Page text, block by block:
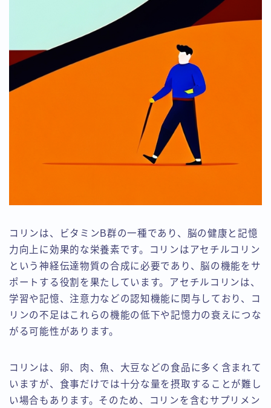
コリンは、ビタミンB群の一種であり、脳の健康と記憶
力向上に効果的な栄養素です。コリンはアセチルコリン
という神経伝達物質の合成に必要であり、脳の機能をサ
ポートする役割を果たしています。アセチルコリンは、
学習や記憶、注意力などの認知機能に関与しており、コ
リンの不足はこれらの機能の低下や記憶力の衰えにつな
がる可能性があります。
コリンは、卵、肉、魚、大豆などの食品に多く含まれて
いますが、食事だけでは十分な量を摂取することが難し
い場合もあります。そのため、コリンを含むサプリメン